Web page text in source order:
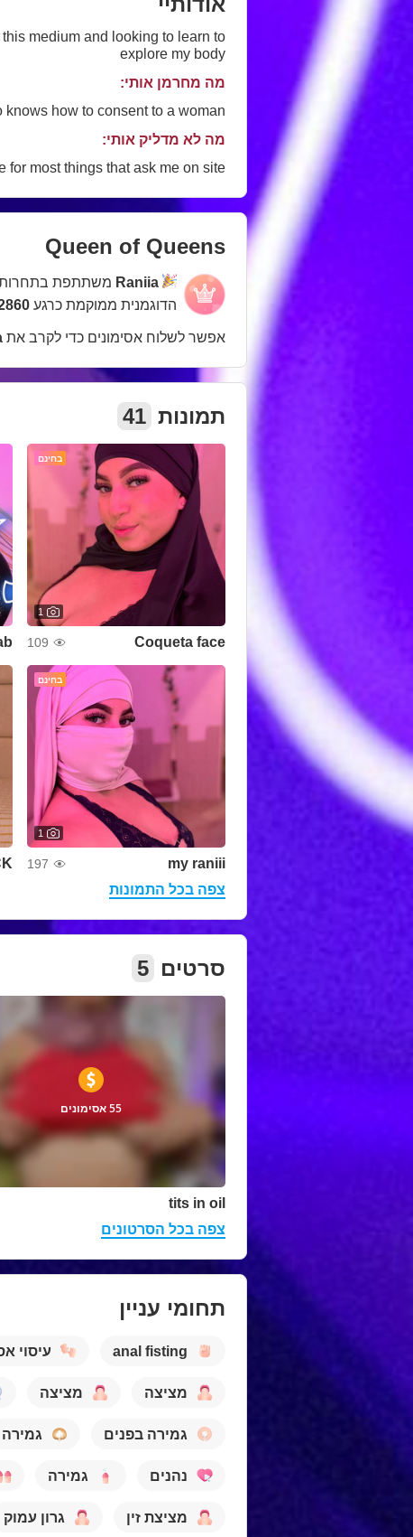
medium and looking to learn to
explore my body
מה מחרמן אותי:
how to consent to a woman
מה לא מדליק אותי:
for most things that ask me on site
Queen of Queens
Raniia משתתפת
הדוגמנית ממוקמת כרגע 2860
אפשר לשלוח אסימונים כדי לקרב את
תמונות 41
בחינם
1
Coqueta face
109
בחינם
1
my raniii
197
צפה בכל התמונות
סרטים 5
55 אסימונים
tits in oil
צפה בכל הסרטונים
תחומי עניין
anal fisting עיסוי
מציצה מציצה
גמירה בפנים גמירה
נהנים גמירה
מציצת זין גרון עמוק